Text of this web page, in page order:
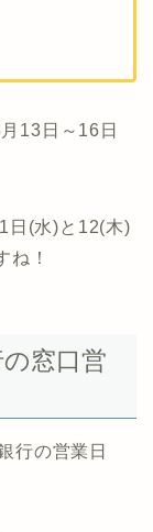
13日～16日
日(水)と12(木)
ね！
の窓口営
行の営業日